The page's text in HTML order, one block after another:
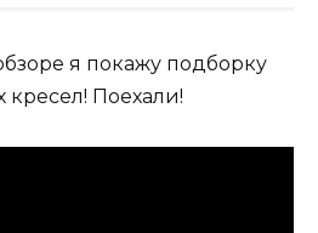
я покажу подборку
Поехали!